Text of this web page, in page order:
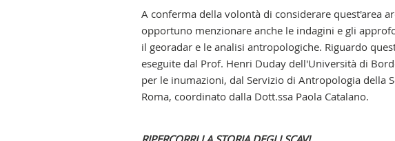
A conferma della volontà di considerare quest'area
opportuno menzionare anche le indagini e gli
il georadar e le analisi antropologiche. Riguardo
eseguite dal Prof. Henri Duday dell'Università di
per le inumazioni, dal Servizio di Antropologia della
Roma, coordinato dalla Dott.ssa Paola Catalano.